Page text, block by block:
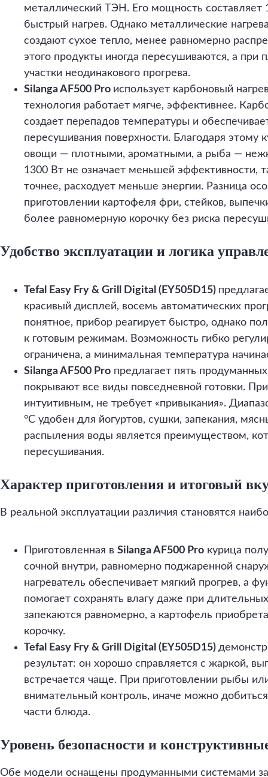
металлический ТЭН. Его мощность составляет
быстрый нагрев. Однако металлические
создают сухое тепло, менее равномерно
этого продукты иногда пересушиваются, а при
участки неодинакового прогрева.
Silanga AF500 Pro использует карбоновый
технология работает мягче, эффективнее.
создает перепадов температуры и
пересушивания поверхности. Благодаря этому
овощи — плотными, ароматными, а рыба —
1300 Вт не означает меньшей эффективности,
точнее, расходует меньше энергии. Разница
приготовлении картофеля фри, стейков,
более равномерную корочку без риска
Удобство эксплуатации и логика
Tefal Easy Fry & Grill Digital (EY505D15)
красивый дисплей, восемь автоматических
понятное, прибор реагирует быстро, однако
к готовым режимам. Возможность гибко
ограничена, а минимальная температура
Silanga AF500 Pro предлагает пять
покрывают все виды повседневной готовки.
интуитивным, не требует «привыкания».
°C удобен для йогуртов, сушки, запекания,
распыления воды является преимуществом,
пересушивания.
Характер приготовления и итоговый
В реальной эксплуатации различия становятся
Приготовленная в Silanga AF500 Pro курица
сочной внутри, равномерно поджаренной
нагреватель обеспечивает мягкий прогрев, а
помогает сохранять влагу даже при
запекаются равномерно, а картофель
корочку.
Tefal Easy Fry & Grill Digital (EY505D15)
результат: он хорошо справляется с жаркой,
встречается чаще. При приготовлении рыбы
внимательный контроль, иначе можно
части блюда.
Уровень безопасности и
Обе модели оснащены продуманными системами